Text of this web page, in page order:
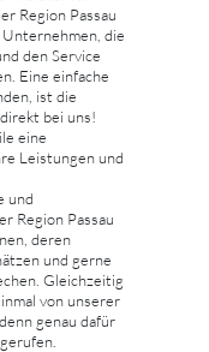
Region Passau
die
den Service
Eine einfache
ist die
bei uns!
eine
Leistungen und
und
Region Passau
deren
und gerne
Gleichzeitig
von unserer
genau dafür